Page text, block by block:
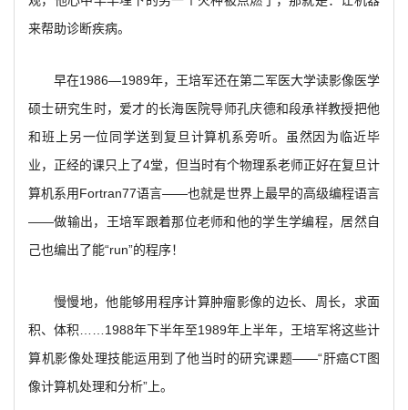
来帮助诊断疾病。
早在1986—1989年，王培军还在第二军医大学读影像医学
硕士研究生时，爱才的长海医院导师孔庆德和段承祥教授把他
和班上另一位同学送到复旦计算机系旁听。虽然因为临近毕
业，正经的课只上了4堂，但当时有个物理系老师正好在复旦计
算机系用Fortran77语言——也就是世界上最早的高级编程语言
——做输出，王培军跟着那位老师和他的学生学编程，居然自
己也编出了能“run”的程序！
慢慢地，他能够用程序计算肿瘤影像的边长、周长，求面
积、体积……1988年下半年至1989年上半年，王培军将这些计
算机影像处理技能运用到了他当时的研究课题——“肝癌CT图
像计算机处理和分析”上。